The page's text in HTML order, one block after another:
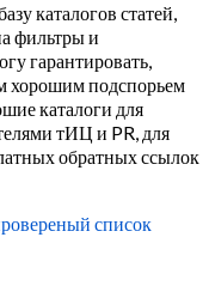
каталогов статей,
фильтры и
гарантировать,
хорошим подспорьем
каталоги для
тИЦ и PR, для
обратных ссылок
список